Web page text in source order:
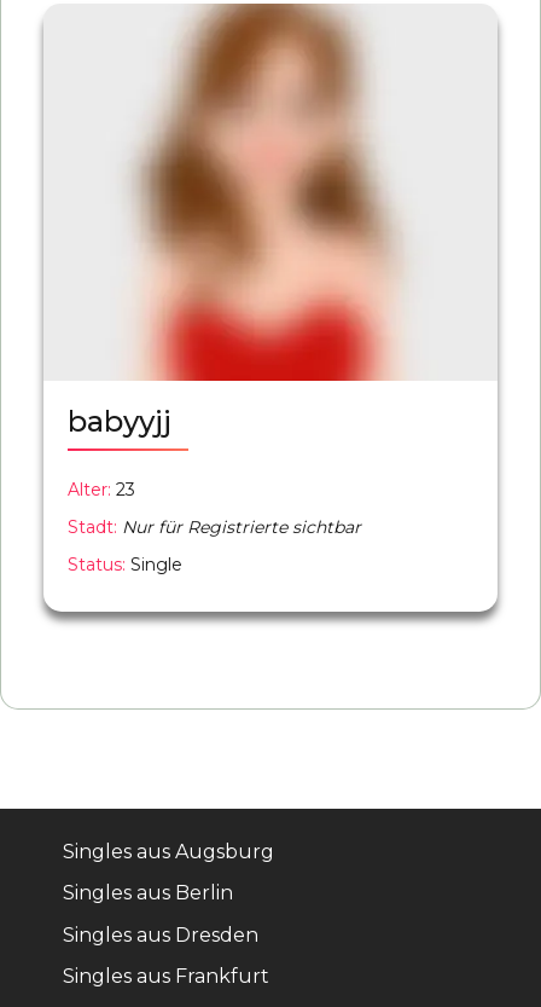
babyyjj
Alter: 23
Stadt: Nur für Registrierte sichtbar
Status: Single
Singles aus Augsburg
Singles aus Berlin
Singles aus Dresden
Singles aus Frankfurt